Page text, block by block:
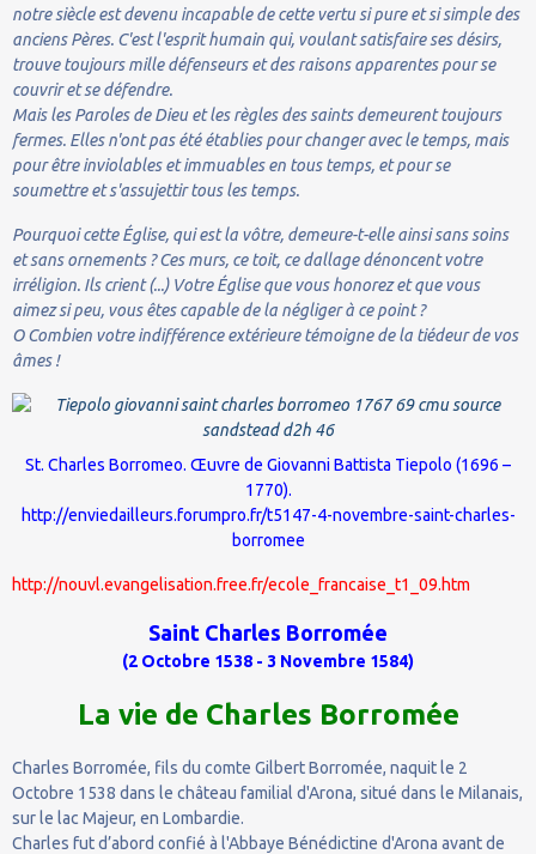
notre siècle est devenu incapable de cette vertu si pure et si simple des
anciens Pères. C'est l'esprit humain qui, voulant satisfaire ses désirs,
trouve toujours mille défenseurs et des raisons apparentes pour se
couvrir et se défendre.
Mais les Paroles de Dieu et les règles des saints demeurent toujours
fermes. Elles n'ont pas été établies pour changer avec le temps, mais
pour être inviolables et immuables en tous temps, et pour se
soumettre et s'assujettir tous les temps.
Pourquoi cette Église, qui est la vôtre, demeure-t-elle ainsi sans soins
et sans ornements ? Ces murs, ce toit, ce dallage dénoncent votre
irréligion. Ils crient (...) Votre Église que vous honorez et que vous
aimez si peu, vous êtes capable de la négliger à ce point ?
O Combien votre indifférence extérieure témoigne de la tiédeur de vos
âmes !
St. Charles Borromeo. Œuvre de Giovanni Battista Tiepolo (1696 –
1770).
http://enviedailleurs.forumpro.fr/t5147-4-novembre-saint-charles-
borromee
http://nouvl.evangelisation.free.fr/ecole_francaise_t1_09.htm
Saint Charles Borromée
(2 Octobre 1538 - 3 Novembre 1584)
La vie de Charles Borromée
Charles Borromée, fils du comte Gilbert Borromée, naquit le 2
Octobre 1538 dans le château familial d'Arona, situé dans le Milanais,
sur le lac Majeur, en Lombardie.
Charles fut d’abord confié à l'Abbaye Bénédictine d'Arona avant de